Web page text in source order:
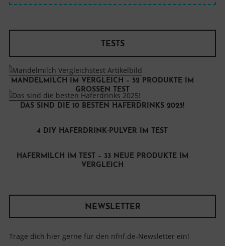
TESTS
MANDELMILCH IM VERGLEICH – 52 PRODUKTE IM
GROSSEN TEST
DAS SIND DIE 10 BESTEN HAFERDRINKS 2025!
4 DIY HAFERDRINK-PULVER IM TEST
HAFERMILCH IM TEST – 33 NEUE PRODUKTE IM
VERGLEICH
NEWSLETTER
Trage dich hier gerne für den nfnf.de-Newsletter ein!